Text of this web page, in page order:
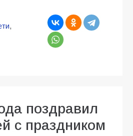
,
поздравил
с праздником